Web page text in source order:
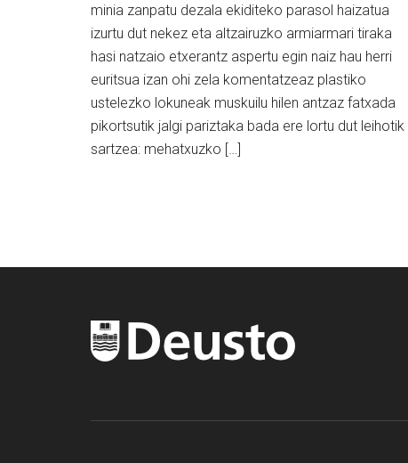
minia zanpatu dezala ekiditeko parasol haizatua
izurtu dut nekez eta altzairuzko armiarmari tiraka
hasi natzaio etxerantz aspertu egin naiz hau herri
euritsua izan ohi zela komentatzeaz plastiko
ustelezko lokuneak muskuilu hilen antzaz fatxada
pikortsutik jalgi pariztaka bada ere lortu dut leihotik
sartzea: mehatxuzko […]